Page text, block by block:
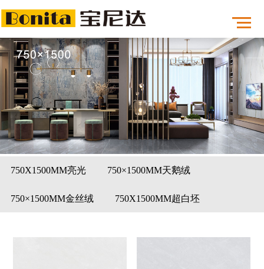
750X1500MM亮光 750×1500MM天鹅绒
750×1500MM金丝绒 750X1500MM超白坯